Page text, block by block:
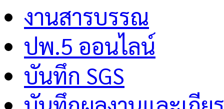
งานสารบรรณ
ปพ.5 ออนไลน์
บันทึก SGS